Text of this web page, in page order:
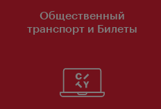
Общественный
транспорт и Билеты